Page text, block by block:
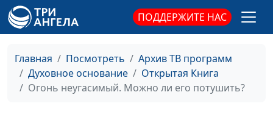
ПОДДЕРЖИТЕ НАС
Главная Посмотреть
Архив ТВ программ
Духовное основание
Открытая Книга
Огонь неугасимый. Можно ли его потушить?
священнослужитель
Черти — служители света
Юлия Синицына,
священнослужитель,
магистр богословия